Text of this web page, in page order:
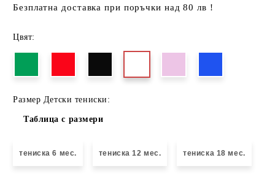
Безплатна доставка при поръчки над 80 лв !
Цвят:
Размер Детски тениски:
Таблица с размери
тениска 6 мес. тениска 12 мес. тениска 18 мес.